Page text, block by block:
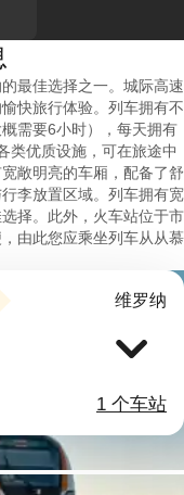
最佳选择之一。城际高速
快旅行体验。列车拥有不
需要6小时），每天拥有
类优质设施，可在旅途中
敞明亮的车厢，配备了舒
李放置区域。列车拥有宽
择。此外，火车站位于市
由此您应乘坐列车从从慕
维罗纳
1 个车站